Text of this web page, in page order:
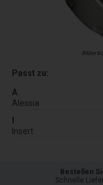
Bilder
Passt zu:
A
Alessia
Insert
Bestellen
Schnelle